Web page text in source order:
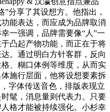
分享了其设想方。他指出，
能表达，而应成为品牌取消
一强调，品牌需要像“人”一
凸起产物功能，而正在于将
。通过明白方针客群，反向
、糊口体例等维度，从而实
施行层面，他将设想要素拆
字体传送音色，排版表现立
髦，消息量则代表力。只要
格才能被持续强化。小杉幸